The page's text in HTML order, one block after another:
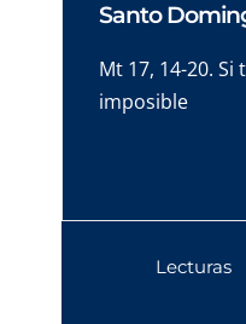
Santo
Mt 17, 14-20.
imposible
Lecturas